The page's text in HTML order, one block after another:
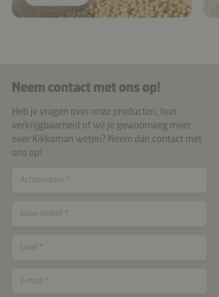
Neem contact met ons op!
Heb je vragen over onze producten, hun
verkrijgbaarheid of wil je gewoonweg meer
over Kikkoman weten? Neem dan contact met
ons op!
Achternaam
B2B-
xptl2s9rqY7o13
Jouw bedrijf
Land
E‑mail